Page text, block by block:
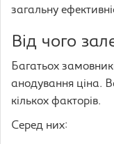
загальну
Від чого
Багатьох
анодування ціна.
кількох факторів.
Серед них: